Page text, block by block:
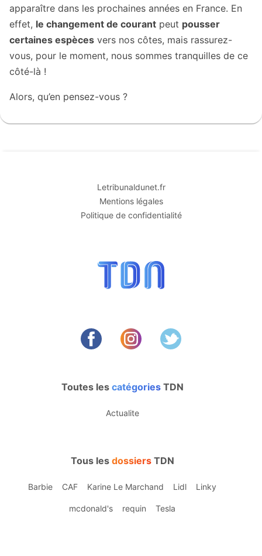
apparaître dans les prochaines années en France. En
effet, le changement de courant peut pousser
certaines espèces vers nos côtes, mais rassurez-
vous, pour le moment, nous sommes tranquilles de ce
côté-là !
Alors, qu’en pensez-vous ?
Letribunaldunet.fr
Mentions légales
Politique de confidentialité
Toutes les catégoriesTDN
Actualite
Tous les dossiersTDN
Barbie CAF Karine Le Marchand Lidl Linky
mcdonald's requin Tesla